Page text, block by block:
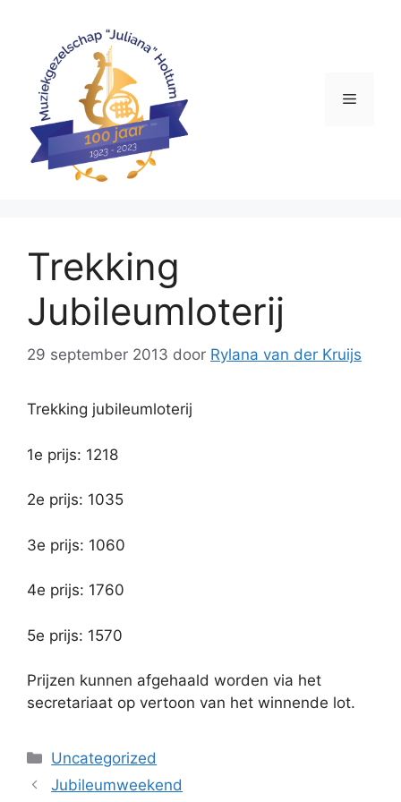
inhoud
Menu
Trekking
Jubileumloterij
29 september 2013 door Rylana van der Kruijs
Trekking jubileumloterij
1e prijs: 1218
2e prijs: 1035
3e prijs: 1060
4e prijs: 1760
5e prijs: 1570
Prijzen kunnen afgehaald worden via het
secretariaat op vertoon van het winnende lot.
Categorieën
Uncategorized
Jubileumweekend